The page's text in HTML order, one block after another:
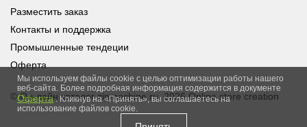
Разместить заказ
Контакты и поддержка
Промышленные тендеции
Оферта
© Он-лайн каталог zipmachine.ru, 2026Online store creation
Мы используем файлы cookie с целью оптимизации работы нашего
веб-сайта. Более подробная информация содержится в документе
Оферта. Кликнув на «Принять», вы соглашаетесь на
использование файлов cookie.